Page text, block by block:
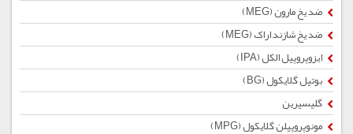
ضد یخ مارون (MEG)
ضد یخ شازند اراک (MEG)
ایزوپروپیل الکل (IPA)
بوتیل گلایكول (BG)
گلیسیرین
مونوپروپیلن گلایکول (MPG)